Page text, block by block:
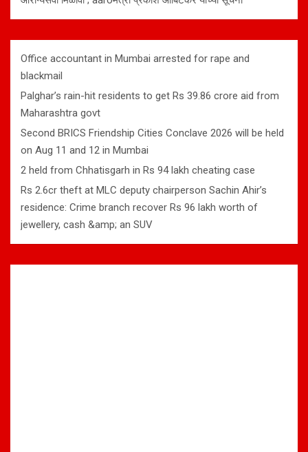
Office accountant in Mumbai arrested for rape and
blackmail
Palghar’s rain-hit residents to get Rs 39.86 crore aid from
Maharashtra govt
Second BRICS Friendship Cities Conclave 2026 will be held
on Aug 11 and 12 in Mumbai
2 held from Chhatisgarh in Rs 94 lakh cheating case
Rs 2.6cr theft at MLC deputy chairperson Sachin Ahir’s
residence: Crime branch recover Rs 96 lakh worth of
jewellery, cash &amp; an SUV